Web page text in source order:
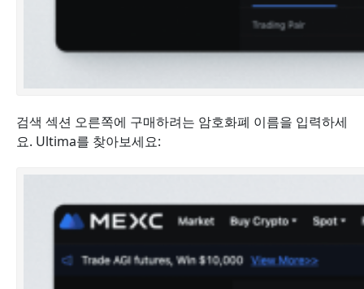
검색 섹션 오른쪽에 구매하려는 암호화폐 이름을 입력하세
요. Ultima를 찾아보세요: